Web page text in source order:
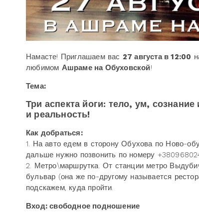
Намасте! Приглашаем вас 27 августа в 12:00
любимом Ашраме на Обуховской!
Тема:
Три аспекта йоги: тело, ум,
и реальность!
Как добраться:
1. На авто едем в сторону Обухова по Ново-
дальше нужно позвонить по номеру
2. Метро\маршрутка. От станции метро
бульвар (она же по-другому называется
подскажем, куда пройти.
Вход: свободное подношение